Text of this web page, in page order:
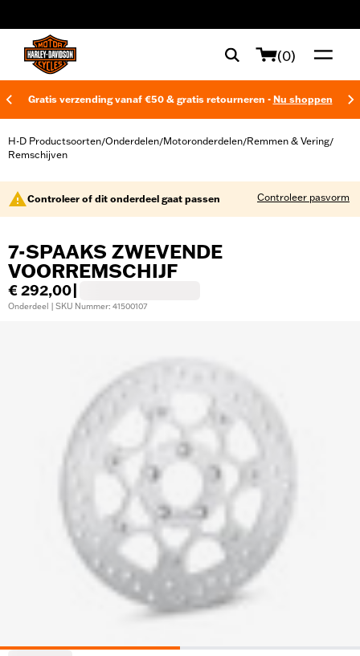
(0)
Gratis verzending vanaf €50 & gratis retourneren - Nu shoppen
H-D Productsoorten/Onderdelen/Motoronderdelen/Remmen & Vering/
Remschijven
Controleer of dit onderdeel gaat passen Controleer pasvorm
7-SPAAKS ZWEVENDE
VOORREMSCHIJF
€ 292,00
Onderdeel | SKU Nummer: 41500107